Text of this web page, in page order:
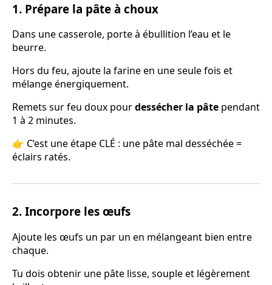
1. Prépare la pâte à choux
Dans une casserole, porte à ébullition l’eau et le
beurre.
Hors du feu, ajoute la farine en une seule fois et
mélange énergiquement.
Remets sur feu doux pourdessécher la pâte pendant
1 à 2 minutes.
👉 C’est une étape CLÉ : une pâte mal desséchée =
éclairs ratés.
2. Incorpore les œufs
Ajoute les œufs un par un en mélangeant bien entre
chaque.
Tu dois obtenir une pâte lisse, souple et légèrement